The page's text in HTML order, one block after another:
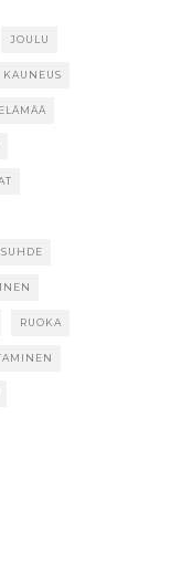
JOULU
KAUNEUS
RUOKA